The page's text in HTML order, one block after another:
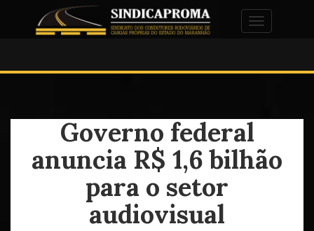
Alternar
Governo federal
anuncia R$ 1,6 bilhão
para o setor
audiovisual